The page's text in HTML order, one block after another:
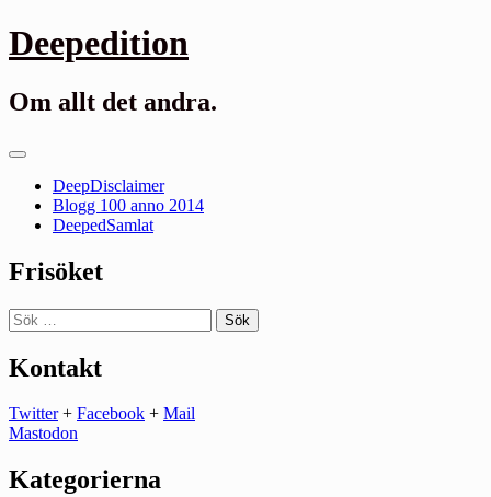
Gå
till
Deepedition
Om allt det andra.
Primär
DeepDisclaimer
Blogg 100 anno 2014
DeepedSamlat
Frisöket
Sök
efter:
Kontakt
Twitter+ Facebook + Mail
Mastodon
Kategorierna